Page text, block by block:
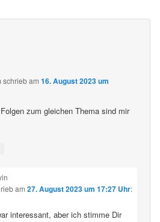
schriebam16. August 2023 um
zum gleichen Thema sind mir
am 27. August 2023 um 17:27 Uhr:
interessant, aber ich stimme Dir